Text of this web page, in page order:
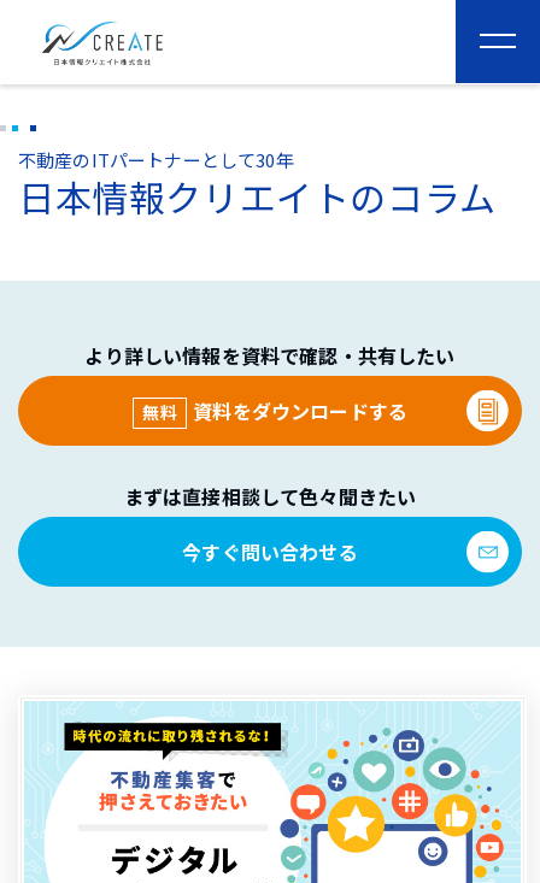
不動産のITパートナーとして30年
日本情報クリエイトのコラム
より詳しい情報を資料で確認・共有したい
無料 資料をダウンロードする
まずは直接相談して色々聞きたい
今すぐ問い合わせる